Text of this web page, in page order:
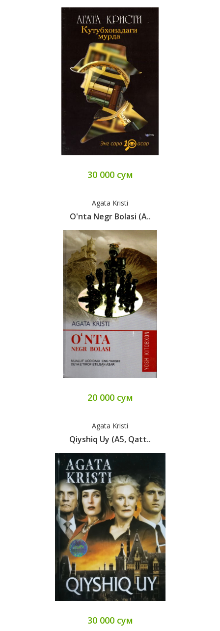
30 000 сум
Agata Kristi
O'nta Negr Bolasi (А..
20 000 сум
Agata Kristi
Qiyshiq Uy (А5, Qatt..
30 000 сум